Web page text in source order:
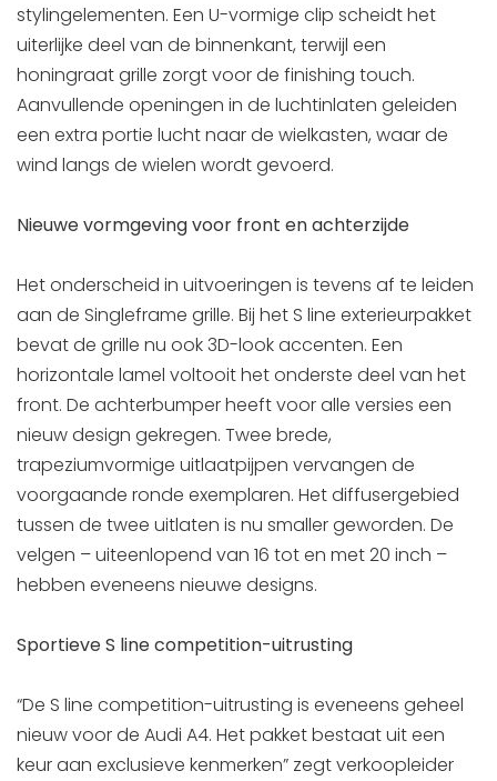
stylingelementen. Een U-vormige clip scheidt het
uiterlijke deel van de binnenkant, terwijl een
honingraat grille zorgt voor de finishing touch.
Aanvullende openingen in de luchtinlaten geleiden
een extra portie lucht naar de wielkasten, waar de
wind langs de wielen wordt gevoerd.
Nieuwe vormgeving voor front en achterzijde
Het onderscheid in uitvoeringen is tevens af te leiden
aan de Singleframe grille. Bij het S line exterieurpakket
bevat de grille nu ook 3D-look accenten. Een
horizontale lamel voltooit het onderste deel van het
front. De achterbumper heeft voor alle versies een
nieuw design gekregen. Twee brede,
trapeziumvormige uitlaatpijpen vervangen de
voorgaande ronde exemplaren. Het diffusergebied
tussen de twee uitlaten is nu smaller geworden. De
velgen – uiteenlopend van 16 tot en met 20 inch –
hebben eveneens nieuwe designs.
Sportieve S line competition-uitrusting
“De S line competition-uitrusting is eveneens geheel
nieuw voor de Audi A4. Het pakket bestaat uit een
keur aan exclusieve kenmerken” zegt verkoopleider